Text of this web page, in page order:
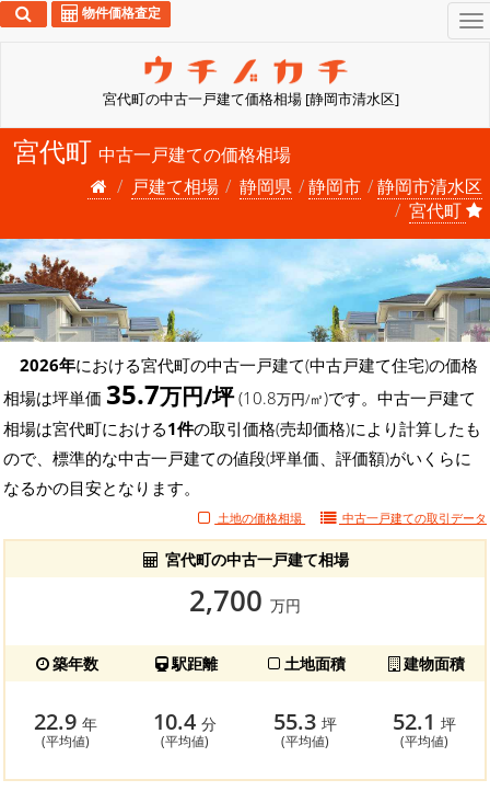
宮代町の中古一戸建て価格相場 [静岡市清水区]
物件価格査定
宮代町 中古一戸建ての価格相場
戸建て相場
静岡県 静岡市
静岡市清水区
宮代町
2026年における宮代町の中古一戸建て(中古戸建て住宅)の価格
相場は坪単価 35.7万円/坪(10.8万円/㎡)です。中古一戸建て
相場は宮代町における1件の取引価格(売却価格)により計算したも
ので、標準的な中古一戸建ての値段(坪単価、評価額)がいくらに
なるかの目安となります。
土地の価格相場 中古一戸建ての取引データ
宮代町の中古一戸建て相場
2,700 万円
築年数 駅距離 土地面積 建物面積
22.9 年
(平均値)
10.4分
(平均値)
55.3 坪
(平均値)
52.1坪
(平均値)